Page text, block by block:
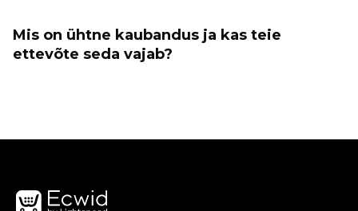
Mis on ühtne kaubandus ja kas teie
ettevõte seda vajab?